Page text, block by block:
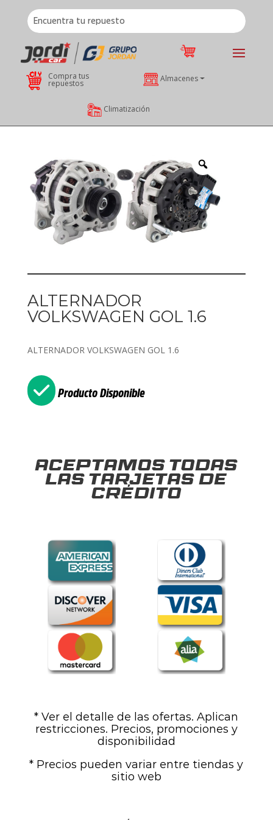
Compra tus
repuestos Almacenes
Climatización
ALTERNADOR
VOLKSWAGEN GOL 1.6
ALTERNADOR VOLKSWAGEN GOL 1.6
Producto Disponible
Aceptamos todas
las tarjetas de
crédito
* Ver el detalle de las ofertas. Aplican
restricciones. Precios, promociones y
disponibilidad
* Precios pueden variar entre tiendas y
sitio web